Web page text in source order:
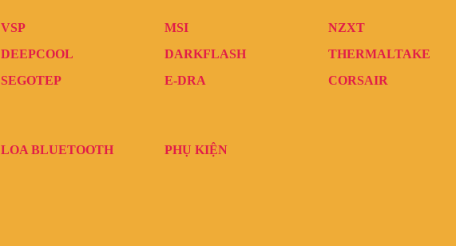
VSP MSI
NZXT
DEEPCOOL DARKFLASH
THERMALTAKE
SEGOTEP E-DRA CORSAIR
LOA BLUETOOTH PHỤ KIỆN